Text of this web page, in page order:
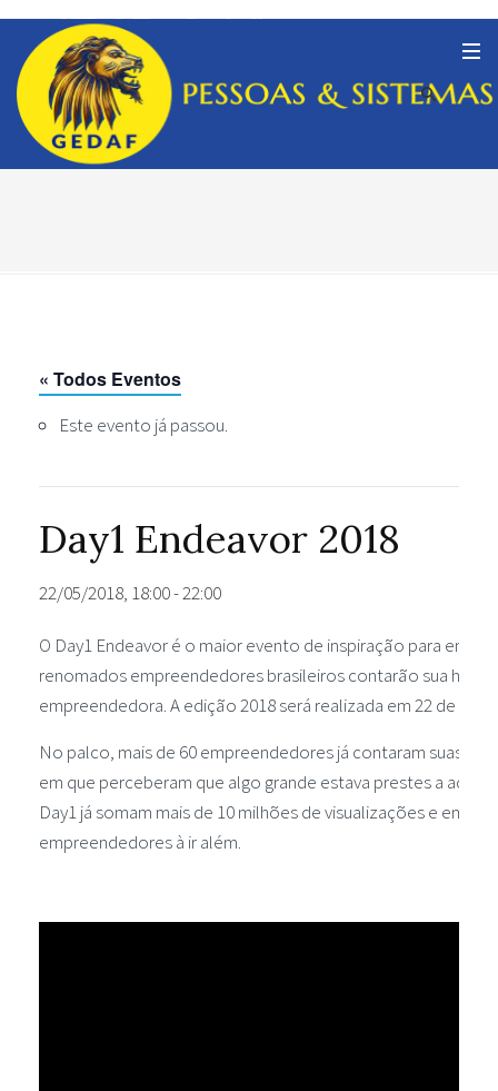
« Todos Eventos
Este evento já passou.
Day1 Endeavor 2018
22/05/2018, 18:00-22:00
O Day1 Endeavor é o maior evento de inspiração para
renomados empreendedores brasileiros contarão sua
empreendedora. A edição 2018 será realizada em 22 de
No palco, mais de 60 empreendedores já contaram suas
em que perceberam que algo grande estava prestes a
Day1 já somam mais de 10 milhões de visualizações e
empreendedores à ir além.